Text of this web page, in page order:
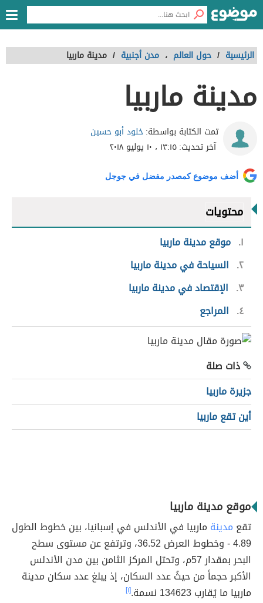
الرئيسية / حول العالم ، مدن أجنبية / مدينة ماربيا
مدينة ماربيا
تمت الكتابة بواسطة:خلود أبو حسين
آخر تحديث:١٣:١٥ ، ١٠ يوليو ٢٠١٨
أضف موضوع كمصدر مفضل في جوجل
محتويات
١ موقع مدينة ماربيا
٢ السياحة في مدينة ماربيا
٣
الإقتصاد في مدينة ماربيا
٤
المراجع
ذات صلة
جزيرة ماربيا
أين تقع ماربيا
موقع مدينة ماربيا
تقع مدينة ماربيا في الأندلس في إسبانيا، بين خطوط الطول
4.89 - وخطوط العرض 36.52، وترتفع عن مستوى سطح
البحر بمقدار 57م، وتحتل المركز الثامن بين مدن الأندلس
الأكبر حجماً من حيثُ عدد السكان، إذ يبلغ عدد سكان مدينة
ماربيا ما يُقارب 134623 نسمة.
[١]